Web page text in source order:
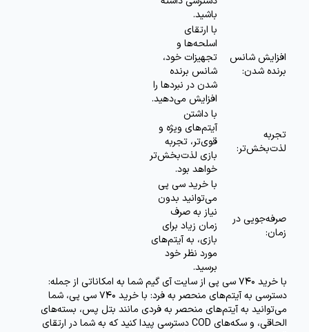
باشید.
افزایش شانس
برنده شدن:
با ارتقای
اسلحه‌ها و
تجهیزات خود،
شانس برنده
شدن در نبردها را
افزایش می‌دهید.
تجربه
لذت‌بخش‌تر:
با داشتن
آیتم‌های ویژه و
قوی‌تر، تجربه
بازی لذت‌بخش‌تر
خواهد بود.
صرفه‌جویی در
زمان:
با خرید سی پی
می‌توانید بدون
نیاز به صرف
زمان زیاد برای
بازی، به آیتم‌های
مورد نظر خود
برسید.
با خرید 740 سی پی از سایت آی گیم شما به امکاناتی از جمله:
دسترسی به آیتم‌های منحصر به فرد:
با خرید 740 سی پی، شما
می‌توانید به آیتم‌های منحصر به فردی مانند بتل پس، بسته‌های
الحاقی، و سکه‌های COD دسترسی پیدا کنید که به شما در ارتقای